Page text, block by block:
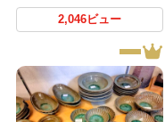
2,046ビュー